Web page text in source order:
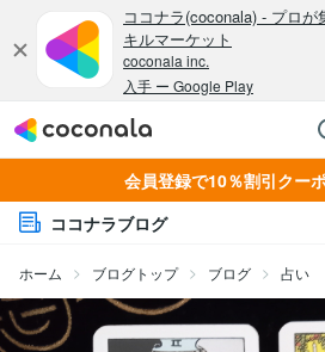
会員登録で10％割引クー
ココナラブログ
ホーム ブログトップ ブログ 占い